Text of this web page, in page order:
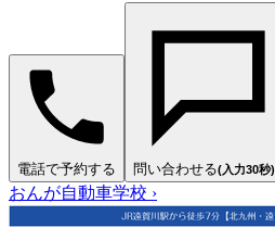
電話で予約する 問い合わせる(入力30秒)
おんが自動車学校 ›